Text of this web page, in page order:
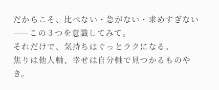
だからこそ、比べない・急がない・求めすぎない
――この３つを意識してみて。
それだけで、気持ちはぐっとラクになる。
焦りは他人軸、幸せは自分軸で見つかるものや
き。